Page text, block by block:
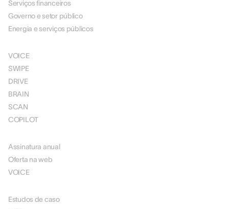
Serviços financeiros
Governo e setor público
Energia e serviços públicos
VOICE
SWIPE
DRIVE
BRAIN
SCAN
COPILOT
Assinatura anual
Oferta na web
VOICE
Estudos de caso